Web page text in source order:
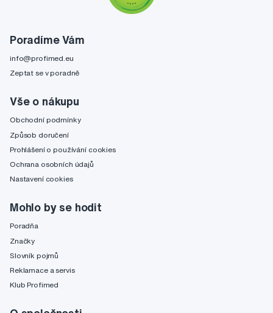
Poradíme Vám
info@profimed.eu
Zeptat se v poradně
Vše o nákupu
Obchodní podmínky
Způsob doručení
Prohlášení o používání cookies
Ochrana osobních údajů
Nastavení cookies
Mohlo by se hodit
Poradňa
Značky
Slovník pojmů
Reklamace a servis
Klub Profimed